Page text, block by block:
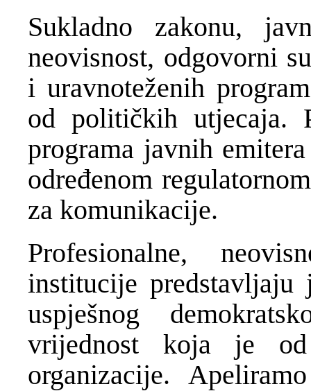
Sukladno zakonu,
neovisnost, odgovorni
i uravnoteženih
od političkih utjecaja.
programa javnih
određenom
za komunikacije.
Profesionalne,
institucije predstavljaju
uspješnog
vrijednost koja je
organizacije.